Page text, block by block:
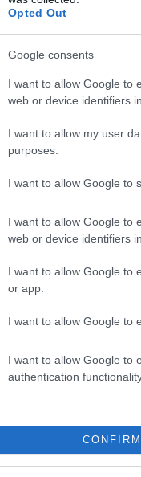
Opted Out
Google consents
I want to allow Google to
web or device identifiers
I want to allow my user
purposes.
I want to allow Google to
I want to allow Google to
web or device identifiers
I want to allow Google to
or app.
I want to allow Google to
I want to allow Google to
authentication
CONFIRM